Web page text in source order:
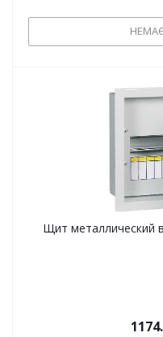
Щит металлический